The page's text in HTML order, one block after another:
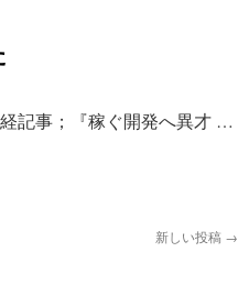
記事；『稼ぐ開発へ異才 …
新しい投稿 →